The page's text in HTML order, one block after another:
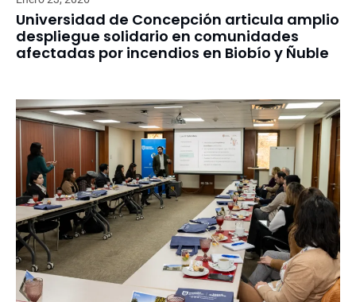
Universidad de Concepción articula amplio
despliegue solidario en comunidades
afectadas por incendios en Biobío y Ñuble